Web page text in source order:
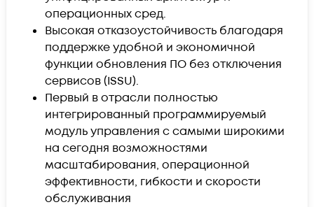
операционных сред.
Высокая отказоустойчивость благодаря
поддержке удобной и экономичной
функции обновления ПО без отключения
сервисов (ISSU).
Первый в отрасли полностью
интегрированный программируемый
модуль управления с самыми широкими
на сегодня возможностями
масштабирования, операционной
эффективности, гибкости и скорости
обслуживания